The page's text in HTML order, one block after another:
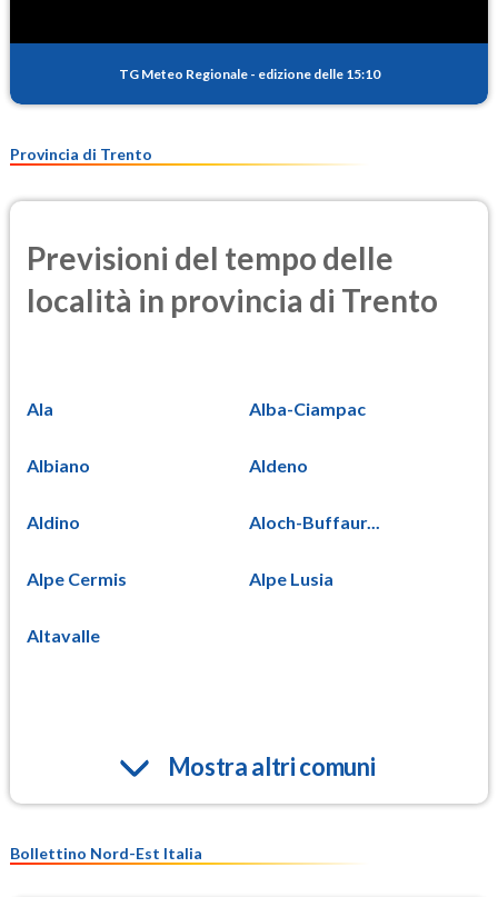
TG Meteo Regionale - edizione delle 15:10
Provincia di Trento
Previsioni del tempo delle
località in provincia di Trento
Ala Alba-Ciampac
Albiano Aldeno
Aldino Aloch-Buffaur...
Alpe Cermis Alpe Lusia
Altavalle
Mostra altri comuni
Bollettino Nord-Est Italia